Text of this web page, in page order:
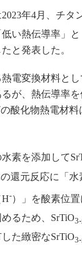
執念の180日
ーションは日本を救うのか
IoT通信
ナリスト「未来展望」
に愛されないエンジニア
年4月、チタ
い熱伝導率」
と発表した。
電変換材料と
が、熱伝導率
酸化物熱電材
素を添加して
還元反応に「水
-）」を酸素位
るため、SrTiO
た緻密なSrTiO